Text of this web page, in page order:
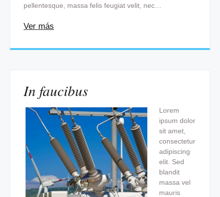
pellentesque, massa felis feugiat velit, nec…
Ver más
In faucibus
Lorem
ipsum dolor
sit amet,
consectetur
adipiscing
elit. Sed
blandit
massa vel
mauris